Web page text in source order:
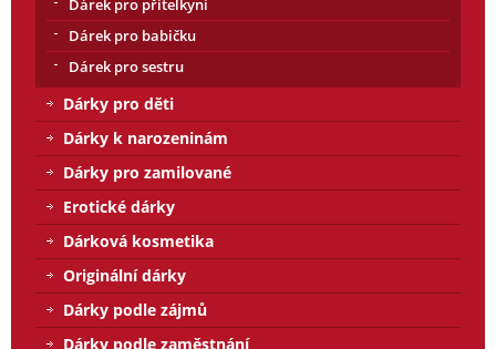
Dárek pro přítelkyni
Dárek pro babičku
Dárek pro sestru
Dárky pro děti
Dárky k narozeninám
Dárky pro zamilované
Erotické dárky
Dárková kosmetika
Originální dárky
Dárky podle zájmů
Dárky podle zaměstnání